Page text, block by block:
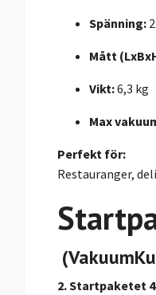
Spänning:
Mått
Vikt:6,3 kg
Max
Perfekt för:
Restauranger,
2. Startpaketet